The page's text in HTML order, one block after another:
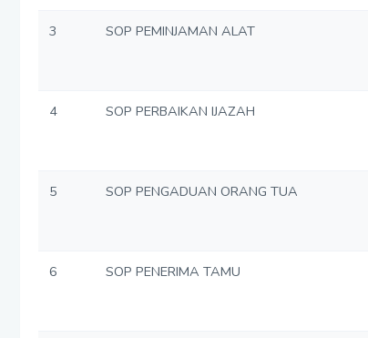
3 SOP PEMINJAMAN ALAT
4 SOP PERBAIKAN IJAZAH
5 SOP PENGADUAN ORANG TUA
6 SOP PENERIMA TAMU